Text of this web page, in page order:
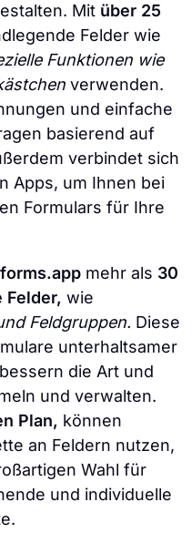
Mit über 25
Felder wie
Funktionen wie
verwenden.
und einfache
basierend auf
verbindet sich
Apps, um Ihnen bei
Formulars für Ihre
forms.app mehr als 30
wie
Feldgruppen. Diese
unterhaltsamer
die Art und
und verwalten.
Plan, können
an Feldern nutzen,
Wahl für
und individuelle